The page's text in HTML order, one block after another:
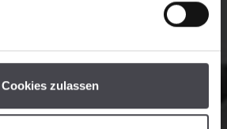
Cookies zulassen